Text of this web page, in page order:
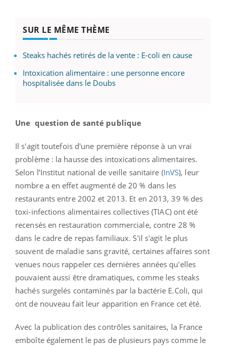
SUR LE MÊME THÈME
Steaks hachés retirés de la vente : E-coli en cause
Intoxication alimentaire : une personne encore
hospitalisée dans le Doubs
Une question de santé publique
Il s'agit toutefois d'une première réponse à un vrai
problème : la hausse des intoxications alimentaires.
Selon l’Institut national de veille sanitaire (InVS), leur
nombre a en effet augmenté de 20 % dans les
restaurants entre 2002 et 2013. Et en 2013, 39 % des
toxi-infections alimentaires collectives (TIAC) ont été
recensés en restauration commerciale, contre 28 %
dans le cadre de repas familiaux. S'il s'agit le plus
souvent de maladie sans gravité, certaines affaires sont
venues nous rappeler ces dernières années qu'elles
pouvaient aussi être dramatiques, comme les steaks
hachés surgelés contaminés par la bactérie E.Coli, qui
ont de nouveau fait leur apparition en France cet été.
Avec la publication des contrôles sanitaires, la France
emboîte également le pas de plusieurs pays comme le